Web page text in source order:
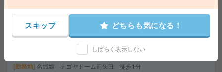
矢田で総務・人事[派遣]
給 与 時給1500円 月収例 23万円 時給1500円×実
働7h45m×週5日×4週+残業3h ※月収例を保証するもの
1ヶ月3万円を上限として実費支給
勤務地 名城線 ナゴヤドーム前矢田 徒歩1分
スキップ どちらも気になる！
しばらく表示しない